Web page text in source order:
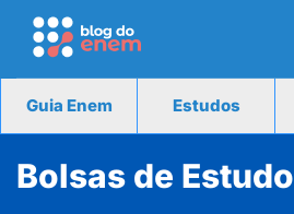
Guia Enem Estudos
Bolsas de Estudo